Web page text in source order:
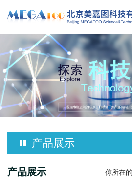
产品展示
产品展示 你所在